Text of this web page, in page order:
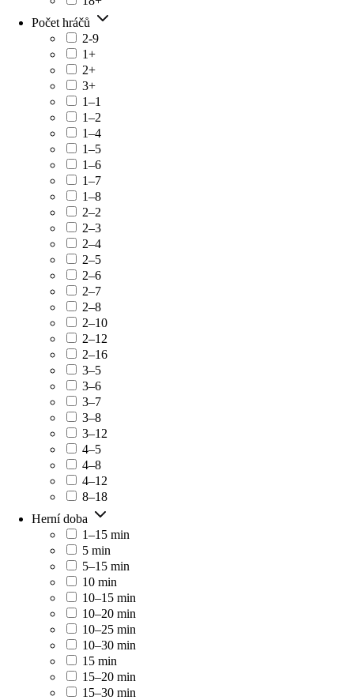
Počet hráčů
2-9
1+
2+
3+
1–1
1–2
1–4
1–5
1–6
1–7
1–8
2–2
2–3
2–4
2–5
2–6
2–7
2–8
2–10
2–12
2–16
3–5
3–6
3–7
3–8
3–12
4–5
4–8
4–12
8–18
Herní doba
1–15 min
5 min
5–15 min
10 min
10–15 min
10–20 min
10–25 min
10–30 min
15 min
15–20 min
15–30 min